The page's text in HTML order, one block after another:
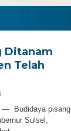
Ditanam
Telah
— Budidaya pisang
Sulsel,